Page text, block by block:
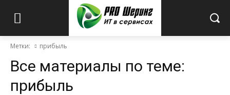
Метки: прибыль
Все материалы по теме:
прибыль